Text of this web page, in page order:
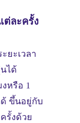
ต่ละครั้ง
ยะเวลา
ได้
หรือ 1
ด้ ขึ้นอยู่กับ
รั้งด้วย